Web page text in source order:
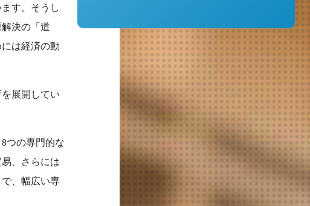
す。そうし
決の「道
は経済の動
展開してい
つの専門的な
、さらには
、幅広い専